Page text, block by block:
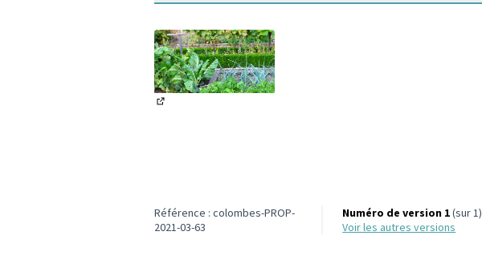
Référence : colombes-PROP-
2021-03-63
Numéro de version 1(sur 1)
voir les autres versions